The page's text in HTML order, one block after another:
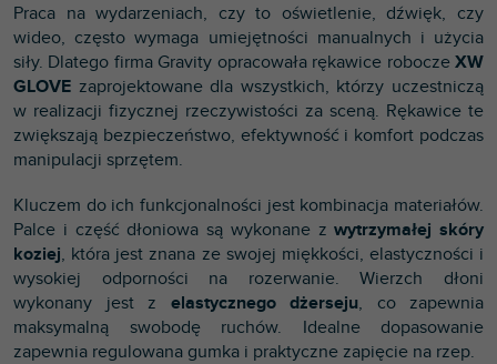
Praca na wydarzeniach, czy to oświetlenie, dźwięk, czy
wideo, często wymaga umiejętności manualnych i użycia
siły. Dlatego firma Gravity opracowała rękawice robocze XW
GLOVE zaprojektowane dla wszystkich, którzy uczestniczą
w realizacji fizycznej rzeczywistości za sceną. Rękawice te
zwiększają bezpieczeństwo, efektywność i komfort podczas
manipulacji sprzętem.
Kluczem do ich funkcjonalności jest kombinacja materiałów.
Palce i część dłoniowa są wykonane zwytrzymałej skóry
koziej, która jest znana ze swojej miękkości, elastyczności i
wysokiej odporności na rozerwanie. Wierzch dłoni
wykonany jest z elastycznego dżerseju, co zapewnia
maksymalną swobodę ruchów. Idealne dopasowanie
zapewnia regulowana gumka i praktyczne zapięcie na rzep.